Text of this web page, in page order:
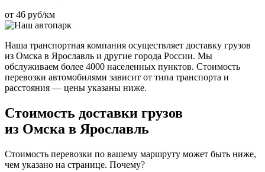
от 46 руб/км
Наша транспортная компания осуществляет доставку грузов
из Омска в Ярославль и другие города России. Мы
обслуживаем более 4000 населенных пунктов. Стоимость
перевозки автомобилями зависит от типа транспорта и
расстояния — цены указаны ниже.
Стоимость доставки грузов
из Омска в Ярославль
Стоимость перевозки по вашему маршруту может быть ниже,
чем указано на странице. Почему?